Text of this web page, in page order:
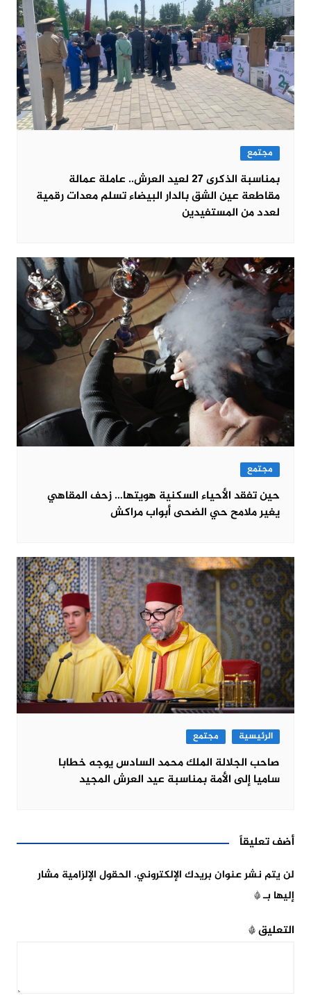
مجتمع
بمناسبة الذكرى 27 لعيد العرش.. عاملة عمالة
مقاطعة عين الشق بالدار البيضاء تسلم معدات رقمية
لعدد من المستفيدين
مجتمع
حين تفقد الأحياء السكنية هويتها… زحف المقاهي
يغير ملامح حي الضحى أبواب مراكش
الرئيسية مجتمع
صاحب الجلالة الملك محمد السادس يوجه خطابا
ساميا إلى الأمة بمناسبة عيد العرش المجيد
أضف تعليقاً
لن يتم نشر عنوان بريدك الإلكتروني. الحقول الإلزامية مشار
إليها بـ*
التعليق*